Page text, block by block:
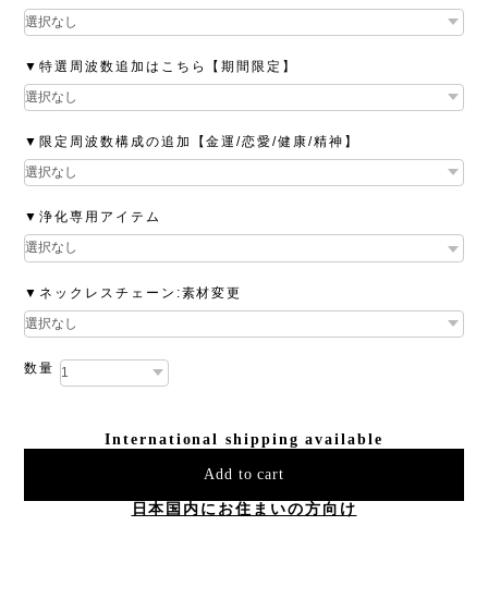
▼特選周波数追加はこちら【期間限定】
▼限定周波数構成の追加【金運/恋愛/健康/精神】
▼浄化専用アイテム
▼ネックレスチェーン:素材変更
数量
International shipping available
Add to cart
日本国内にお住まいの方向け